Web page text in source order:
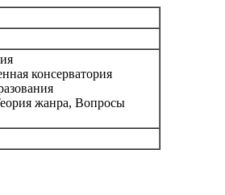
консерватория
жанра, Вопросы